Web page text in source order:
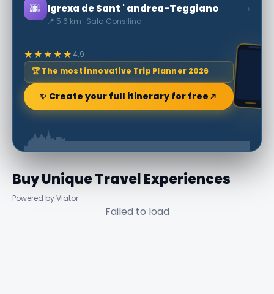
🌆 Igrexa de Sant ' andrea-Teggiano
📍 5.6 km · Sala Consilina
›
★★★★★4.9
🏆 The most innovative Trip Planner 2026
✨ Create your full itinerary for free
Buy Unique Travel Experiences
Powered by Viator
Failed to load